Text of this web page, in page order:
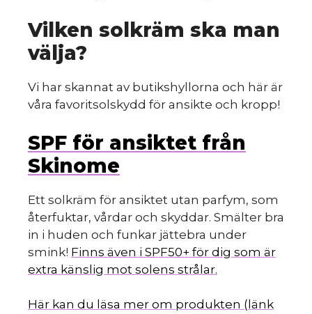
Vilken solkräm ska man
välja?
Vi har skannat av butikshyllorna och här är
våra favoritsolskydd för ansikte och kropp!
SPF för ansiktet från
Skinome
Ett solkräm för ansiktet utan parfym, som
återfuktar, vårdar och skyddar. Smälter bra
in i huden och funkar jättebra under
smink! Finns även i SPF50+ för dig som är
extra känslig mot solens strålar.
Här kan du läsa mer om produkten (länk